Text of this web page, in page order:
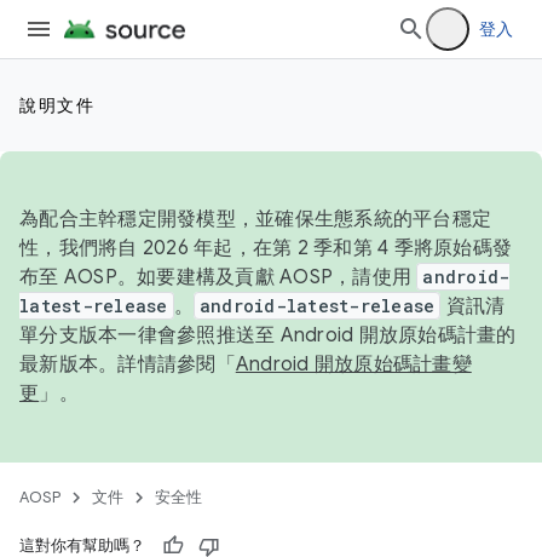
登入
說明文件
為配合主幹穩定開發模型，並確保生態系統的平台穩定
性，我們將自 2026 年起，在第 2 季和第 4 季將原始碼發
布至 AOSP。如要建構及貢獻 AOSP，請使用 android-
latest-release 。 android-latest-release
資訊清
單分支版本一律會參照推送至 Android 開放原始碼計畫的
最新版本。詳情請參閱「 Android 開放原始碼計畫變
更 」。
AOSP 文件 安全性
這對你有幫助嗎？